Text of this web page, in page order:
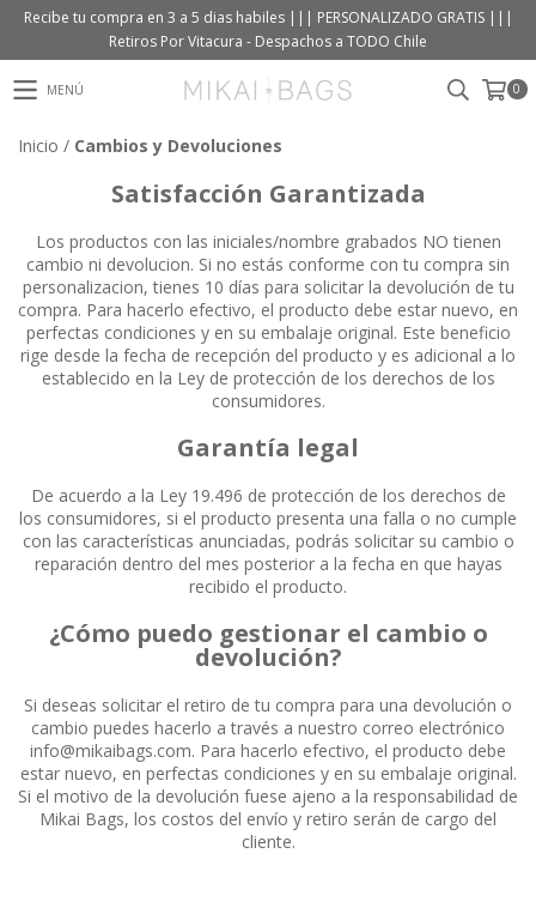
Recibe tu compra en 3 a 5 dias habiles ||| PERSONALIZADO GRATIS |||
Retiros Por Vitacura - Despachos a TODO Chile
MENÚ 0
Inicio / Cambios y Devoluciones
Satisfacción Garantizada
Los productos con las iniciales/nombre grabados NO tienen
cambio ni devolucion. Si no estás conforme con tu compra sin
personalizacion, tienes 10 días para solicitar la devolución de tu
compra. Para hacerlo efectivo, el producto debe estar nuevo, en
perfectas condiciones y en su embalaje original. Este beneficio
rige desde la fecha de recepción del producto y es adicional a lo
establecido en la Ley de protección de los derechos de los
consumidores.
Garantía legal
De acuerdo a la Ley 19.496 de protección de los derechos de
los consumidores, si el producto presenta una falla o no cumple
con las características anunciadas, podrás solicitar su cambio o
reparación dentro del mes posterior a la fecha en que hayas
recibido el producto.
¿Cómo puedo gestionar el cambio o
devolución?
Si deseas solicitar el retiro de tu compra para una devolución o
cambio puedes hacerlo a través a nuestro correo electrónico
info@mikaibags.com. Para hacerlo efectivo, el producto debe
estar nuevo, en perfectas condiciones y en su embalaje original.
Si el motivo de la devolución fuese ajeno a la responsabilidad de
Mikai Bags, los costos del envío y retiro serán de cargo del
cliente.